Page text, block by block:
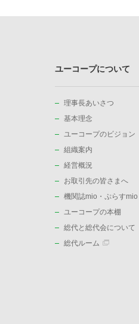
ユーコープについて
理事長あいさつ
基本理念
ユーコープのビジョン
組織案内
経営概況
お取引先の皆さまへ
機関誌mio・ぷらすmio
ユーコープの本棚
総代と総代会について
総代ルーム